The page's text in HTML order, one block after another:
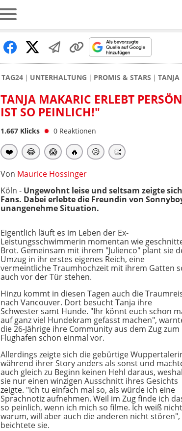
TAG24 UNTERHALTUNG PROMIS & STARS
TANJA MAKARIC ERLEBT
IST SO PEINLICH!"
1.667 Klicks 0 Reaktionen
❤️ 😂 😱 🔥 😥 👏
Von Maurice Hossinger
Köln - Ungewohnt leise und seltsam zeigte
Fans. Dabei erlebte die Freundin von
unangenehme Situation.
Eigentlich läuft es im Leben der Ex-
Leistungsschwimmerin momentan wie
Brot. Gemeinsam mit ihrem "Julienco" plant sie
Umzug in ihr erstes eigenes Reich, eine
vermeintliche Traumhochzeit mit ihrem Gatten
auch vor der Tür stehen.
Hinzu kommt in diesen Tagen auch die
nach Vancouver. Dort besucht Tanja ihre
Schwester samt Hunde. "Ihr könnt euch schon
auf ganz viel Hundekram gefasst machen",
die 26-Jährige ihre Community aus dem Zug zum
Flughafen schon einmal vor.
Allerdings zeigte sich die gebürtige
während ihrer Story anders als sonst und
auch gleich zu Beginn keinen Hehl daraus,
sie nur einen winzigen Ausschnitt ihres Gesichts
zeigte. "Ich tu einfach mal so, als würde ich eine
Sprachnotiz aufnehmen. Weil im Zug finde ich
so peinlich, wenn ich mich so filme. Ich weiß nicht
warum, will aber auch die anderen nicht stören",
beichtete sie.